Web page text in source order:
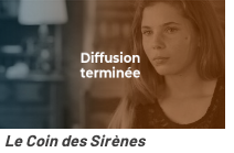
Le Coin des Sirènes